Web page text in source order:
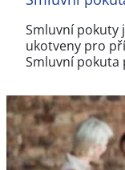
Smluvní pokuty
ukotveny pro
Smluvní